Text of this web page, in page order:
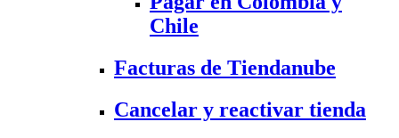
Chile
Facturas de Tiendanube
Cancelar y reactivar tienda